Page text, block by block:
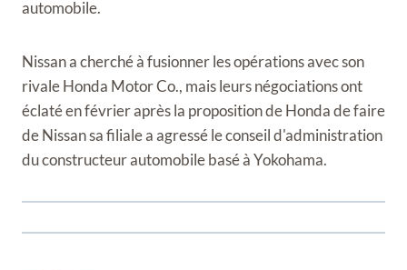
automobile.
Nissan a cherché à fusionner les opérations avec son
rivale Honda Motor Co., mais leurs négociations ont
éclaté en février après la proposition de Honda de faire
de Nissan sa filiale a agressé le conseil d'administration
du constructeur automobile basé à Yokohama.